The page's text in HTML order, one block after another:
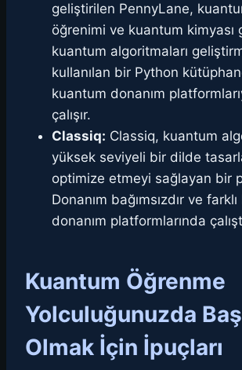
geliştirilen PennyLane,
öğrenimi ve kuantum kimyası
kuantum algoritmaları
kullanılan bir Python
kuantum donanım
çalışır.
Classiq: Classiq, kuantum
yüksek seviyeli bir dilde
optimize etmeyi sağlayan bir
Donanım bağımsızdır ve
donanım platformlarında
Kuantum Öğrenme
Yolculuğunuzda
Olmak İçin İpuçları